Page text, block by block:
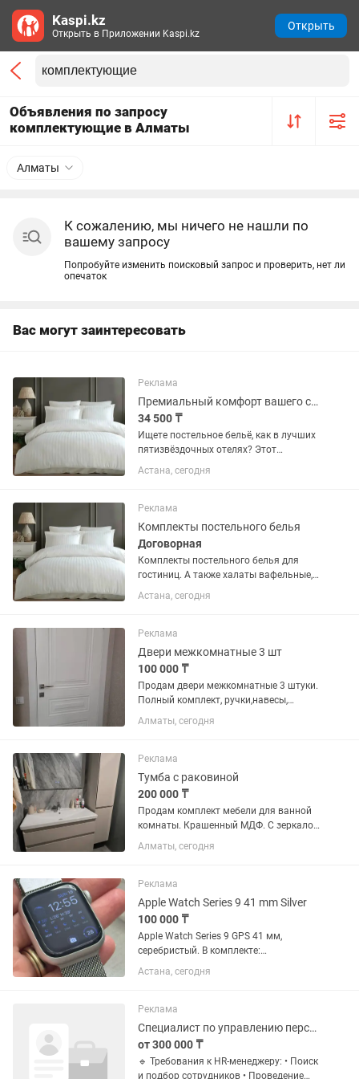
Объявления по запросу
комплектующие в Алматы
Алматы
К сожалению, мы ничего не нашли по
вашему запросу
Попробуйте изменить поисковый запрос и проверить, нет ли
опечаток
Вас могут заинтересовать
Реклама
Премиальный комфорт вашего сна постельное белье из турецкого страйп-сатина
34 500 ₸
Ищете постельное бельё, как в лучших
пятизвёздочных отелях? Этот
комплект из 100% элитного турецкого
хлопка создан для тех, кто ценит
стиль. Благородный блеск,...
Астана, сегодня
Реклама
Комплекты постельного белья
Договорная
Комплекты постельного белья для
гостиниц. А также халаты вафельные,
махровые; текстиль для гостиниц и
дома. Пошив шторы и текстиля.
Астана, сегодня
Реклама
Двери межкомнатные 3 шт
100 000 ₸
Продам двери межкомнатные 3 штуки.
Полный комплект, ручки,навесы,
коробка. Крашенный МДФ. В отличном
состоянии. Не царапанные. Цена за 3
Алматы, сегодня
Реклама
Тумба с раковиной
200 000 ₸
Продам комплект мебели для ванной
комнаты. Крашенный МДФ. С зеркалом
с подсветкой и подогревом, раковина.
Брали за 450 000. Продажа в связи с
состоянии
Алматы, сегодня
Реклама
Apple Watch Series 9 41 mm Silver
100 000 ₸
Apple Watch Series 9 GPS 41 мм,
серебристый. В комплекте:
оригинальная зарядка, синий
силиконовый ремешок и серебристый
полностью исправны, есть небольшие
царапины на...
Астана, сегодня
Реклама
Специалист по управлению персоналом
от 300 000 ₸
🔹 Требования к HR-менеджеру: • Поиск
и подбор сотрудников • Проведение
Kaspi.kz
Открыть в Приложении Kaspi.kz
Открыть